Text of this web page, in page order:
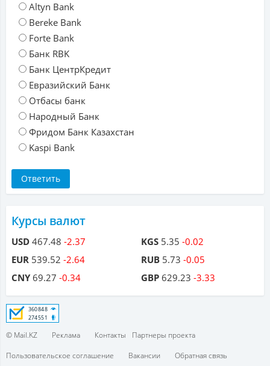
Altyn Bank
Bereke Bank
Forte Bank
Банк RBK
Банк ЦентрКредит
Евразийский Банк
Отбасы банк
Народный Банк
Фридом Банк Казахстан
Kaspi Bank
Курсы валют
USD 467.48 -2.37
EUR 539.52 -2.64
CNY69.27 -0.34
KGS 5.35 -0.02
RUB 5.73 -0.05
GBP 629.23 -3.33
© Mail.KZ Реклама Контакты
Партнеры проекта
Пользовательское соглашение
Вакансии Обратная связь